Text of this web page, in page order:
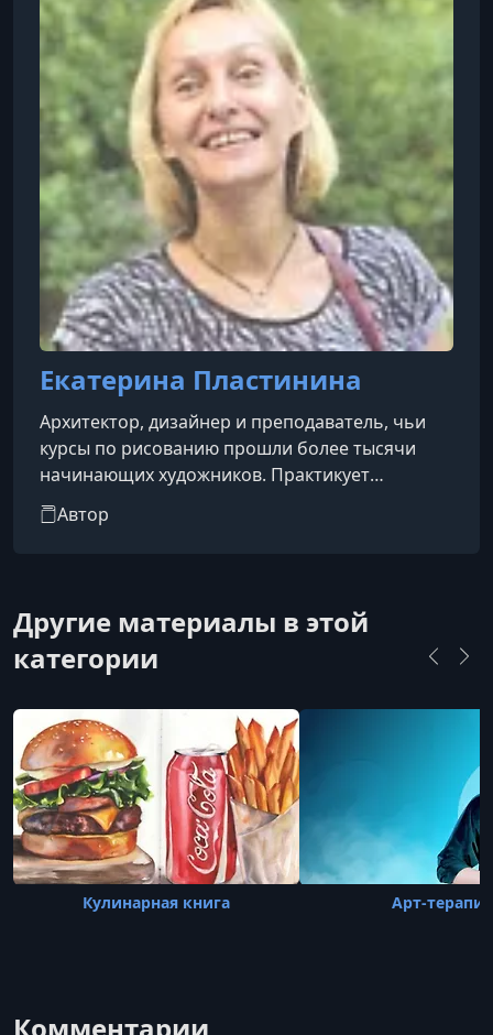
Екатерина Пластинина
Архитектор, дизайнер и преподаватель, чьи
курсы по рисованию прошли более тысячи
начинающих художников. Практикует
архитектурный рисунок и цветную графику.
Автор
Другие материалы в этой
категории
Кулинарная книга Арт-терапия